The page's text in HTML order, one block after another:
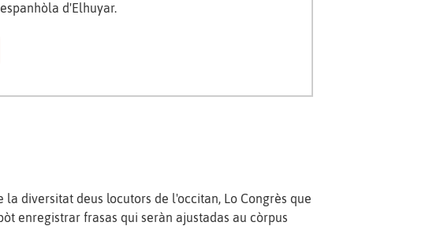
d'Elhuyar.
diversitat deus locutors de l'occitan, Lo Congrès que
enregistrar frasas qui seràn ajustadas au còrpus